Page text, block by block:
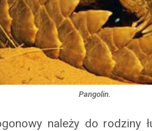
Pangolin.
należy do rodziny